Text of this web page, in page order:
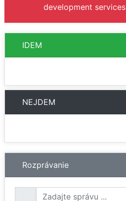
development services
IDEM
NEJDEM
Rozprávanie